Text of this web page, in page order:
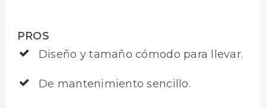
PROS
Diseño y tamaño cómodo para llevar.
De mantenimiento sencillo.